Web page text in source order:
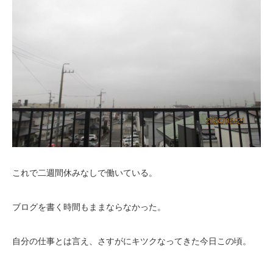
これで二週間休みなしで働いている。
ブログを書く時間もままならなかった。
自分の仕事とは言え、さすがにキツクなってきた今日この頃。